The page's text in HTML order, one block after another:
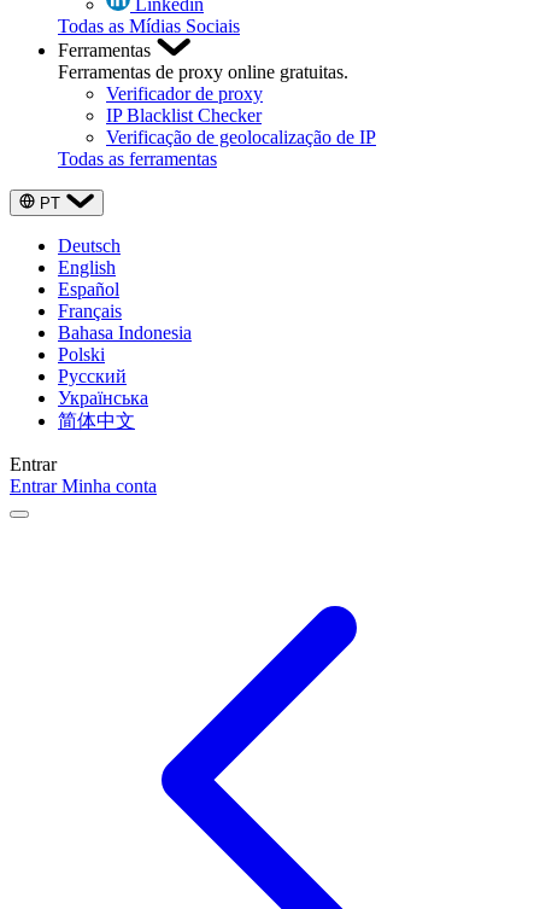
Linkedin
Todas as Mídias Sociais
Ferramentas
Ferramentas de proxy online gratuitas.
Verificador de proxy
IP Blacklist Checker
Verificação de geolocalização de IP
Todas as ferramentas
PT
Deutsch
English
Español
Français
Bahasa Indonesia
Polski
Русский
Українська
简体中文
Entrar
EntrarMinha conta